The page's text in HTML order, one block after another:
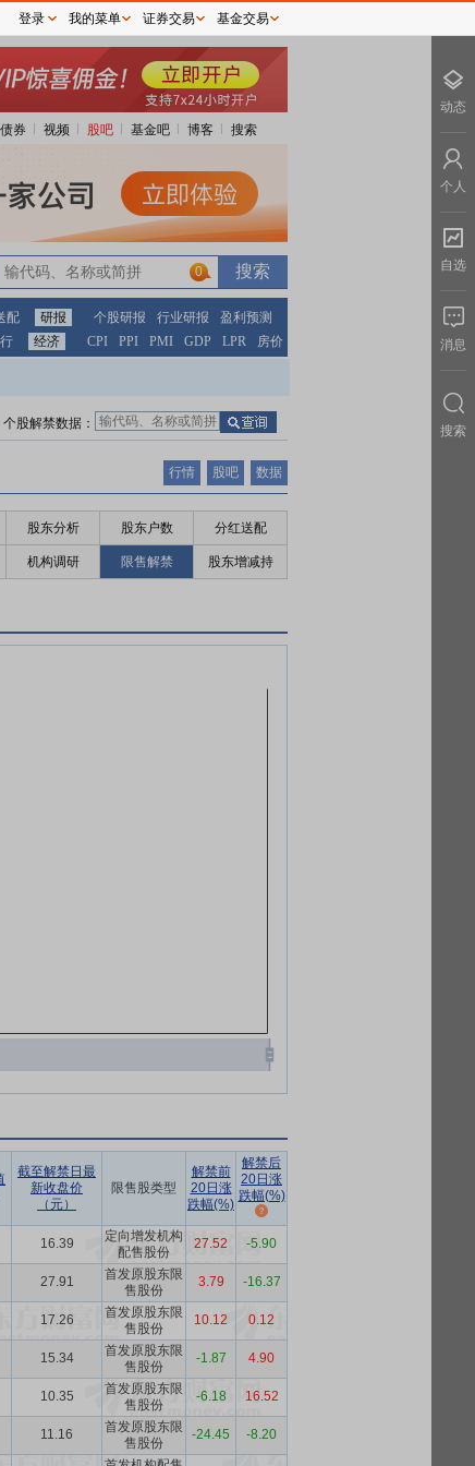
债券 视频 股吧 基金吧 博客 搜索
0
配 研报 个股研报 行业研报
盈利预测
经济 CPI PPI PMI GDP LPR 房价
个股解禁数据：
行情 股吧 数据
股东分析 股东户数 分红送配
机构调研 限售解禁 股东增减持
截至解禁日最
新收盘价
（元）
限售股类型
解禁前
20日涨
跌幅(%)
解禁后
20日涨
跌幅(%)
16.39
定向增发机构
配售股份
27.52 -5.90
27.91
首发原股东限
售股份
3.79 -16.37
17.26
首发原股东限
售股份
10.12 0.12
15.34
首发原股东限
售股份
-1.87 4.90
10.35
首发原股东限
售股份
-6.18 16.52
11.16
首发原股东限
售股份
-24.45 -8.20
登录 我的菜单 证券交易 基金交易
动态
个人
自选
消息
搜索